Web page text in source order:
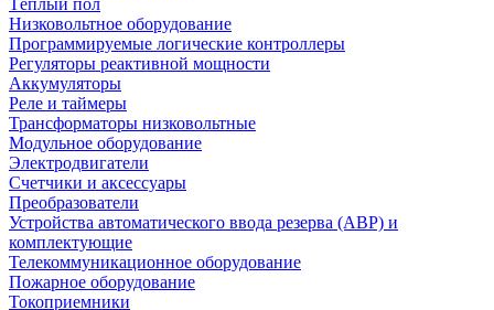
Тёплый пол
Низковольтное оборудование
Программируемые логические контроллеры
Регуляторы реактивной мощности
Аккумуляторы
Реле и таймеры
Трансформаторы низковольтные
Модульное оборудование
Электродвигатели
Счетчики и аксессуары
Преобразователи
Устройства автоматического ввода резерва (АВР) и
комплектующие
Телекоммуникационное оборудование
Пожарное оборудование
Токоприемники